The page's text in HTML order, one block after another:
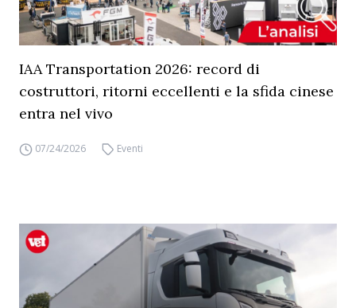
IAA Transportation 2026: record di
costruttori, ritorni eccellenti e la sfida cinese
entra nel vivo
07/24/2026 Eventi